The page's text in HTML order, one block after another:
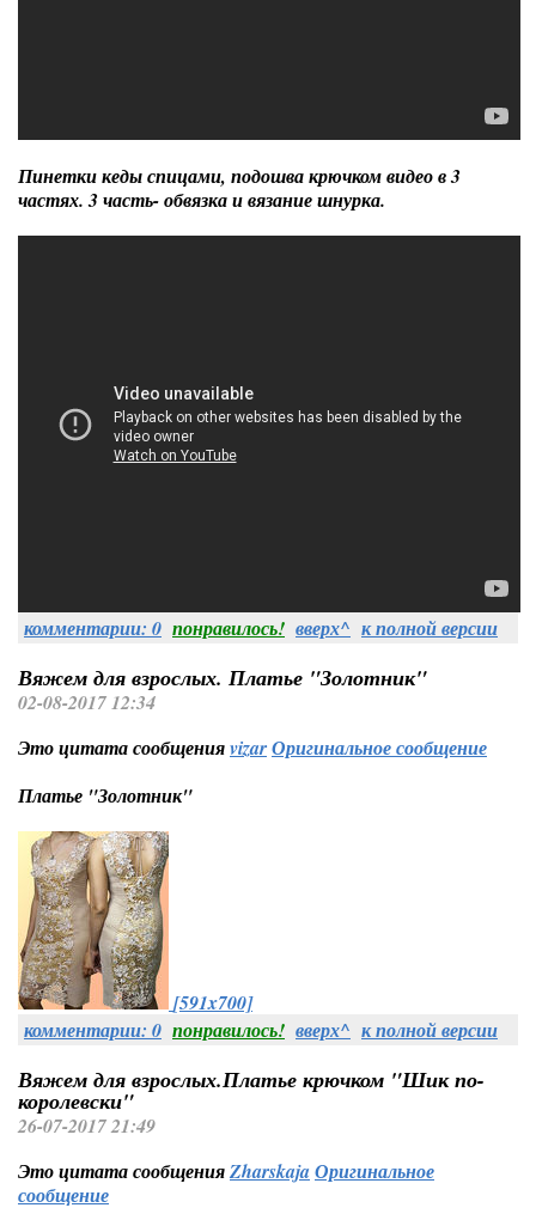
Пинетки кеды спицами, подошва крючком видео в 3
частях. 3 часть- обвязка и вязание шнурка.
комментарии: 0 понравилось! вверх^ к полной версии
Вяжем для взрослых. Платье "Золотник"
02-08-2017 12:34
Это цитата сообщенияvizarОригинальное сообщение
Платье "Золотник"
[591x700]
комментарии: 0 понравилось! вверх^ к полной версии
Вяжем для взрослых.Платье крючком "Шик по-
королевски"
26-07-2017 21:49
Это цитата сообщенияZharskajaОригинальное
сообщение